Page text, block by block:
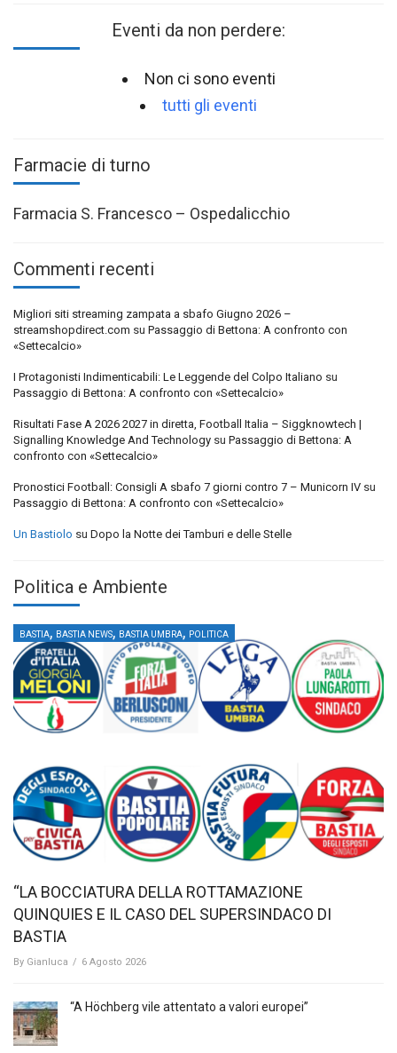
Eventi da non perdere:
Non ci sono eventi
tutti gli eventi
Farmacie di turno
Farmacia S. Francesco – Ospedalicchio
Commenti recenti
Migliori siti streaming zampata a sbafo Giugno 2026 –
streamshopdirect.com su Passaggio di Bettona: A confronto con
«Settecalcio»
I Protagonisti Indimenticabili: Le Leggende del Colpo Italiano su
Passaggio di Bettona: A confronto con «Settecalcio»
Risultati Fase A 2026 2027 in diretta, Football Italia – Siggknowtech |
Signalling Knowledge And Technology su Passaggio di Bettona: A
confronto con «Settecalcio»
Pronostici Football: Consigli A sbafo 7 giorni contro 7 – Municorn IV su
Passaggio di Bettona: A confronto con «Settecalcio»
Un Bastiolo su Dopo la Notte dei Tamburi e delle Stelle
Politica e Ambiente
BASTIA, BASTIA NEWS, BASTIA UMBRA, POLITICA
“LA BOCCIATURA DELLA ROTTAMAZIONE
QUINQUIES E IL CASO DEL SUPERSINDACO DI
BASTIA
By Gianluca / 6 Agosto 2026
“A Höchberg vile attentato a valori europei”